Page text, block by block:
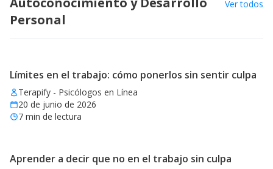
Personal
Ver todos
Límites en el trabajo: cómo ponerlos sin sentir culpa
Terapify - Psicólogos en Línea
20 de junio de 2026
7 min de lectura
Aprender a decir que no en el trabajo sin culpa